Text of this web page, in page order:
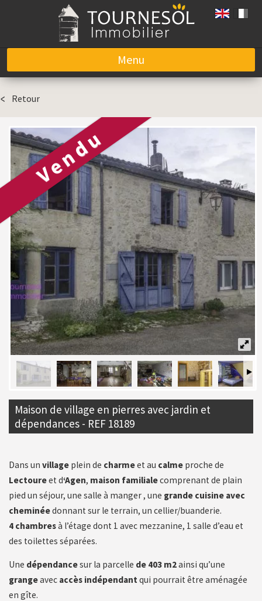
Menu
Aller au contenu
Retour
Vendu
Maison de village en pierres avec jardin et
dépendances - REF 18189
Dans un village plein de charmeet au calme proche de
Lectoureet d‘Agen, maison familialecomprenant de plain
pied un séjour, une salle à manger , une grande cuisine avec
cheminéedonnant sur le terrain, un cellier/buanderie.
4 chambresà l’étage dont 1 avec mezzanine, 1 salle d’eau et
des toilettes séparées.
Une dépendancesur la parcelle de 403 m2ainsi qu’une
grangeavec accès indépendantqui pourrait être aménagée
en gîte.